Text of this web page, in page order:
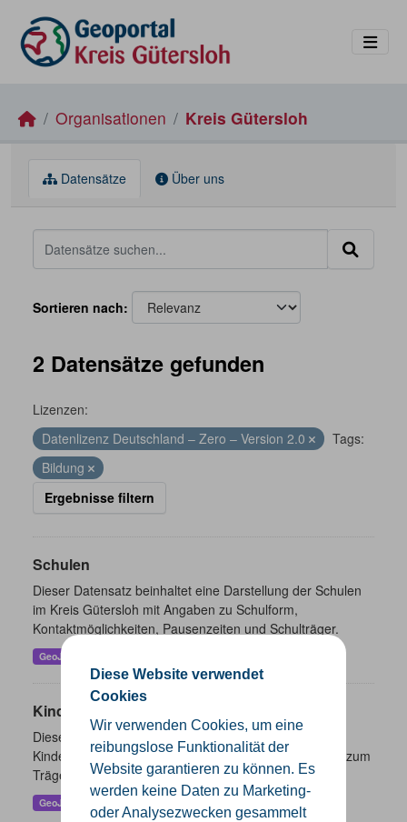
Diese Website verwendet
Cookies
Wir verwenden Cookies, um eine
reibungslose Funktionalität der
Website garantieren zu können. Es
werden keine Daten zu Marketing-
oder Analysezwecken gesammelt
Organisationen Kreis Gütersloh
Datensätze Über uns
Sortieren nach
2 Datensätze gefunden
Lizenzen:
Datenlizenz Deutschland – Zero – Version 2.0
Tags:
Bildung
Ergebnisse filtern
Schulen
Dieser Datensatz beinhaltet eine Darstellung der Schulen
im Kreis Gütersloh mit Angaben zu Schulform,
Kontaktmöglichkeiten, Pausenzeiten und Schulträger.
GeoJSON
Kindertageseinrichtungen
Dieser Datensatz beinhaltet die Darstellung der
Kindertagesstätten im Kreis Gütersloh sowie Angaben zum
Träger und Kontaktinformationen.
GeoJSON